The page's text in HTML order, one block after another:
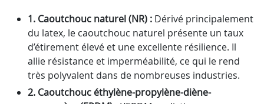
1. Caoutchouc naturel (NR) : Dérivé principalement
du latex, le caoutchouc naturel présente un taux
d’étirement élevé et une excellente résilience. Il
allie résistance et imperméabilité, ce qui le rend
très polyvalent dans de nombreuses industries.
2. Caoutchouc éthylène-propylène-diène-